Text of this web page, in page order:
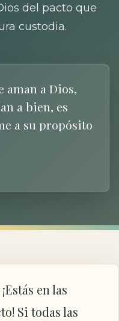
del pacto que
custodia.
aman a Dios,
a bien, es
a su propósito
en las
Si todas las